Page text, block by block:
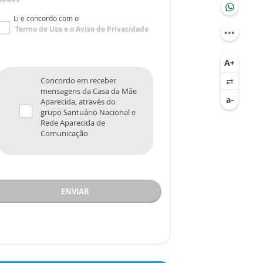
Li e concordo com o
Termo de Usoe oAviso de Privacidade
Concordo em receber
mensagens da Casa da Mãe
Aparecida, através do
grupo Santuário Nacional e
Rede Aparecida de
Comunicação
ENVIAR